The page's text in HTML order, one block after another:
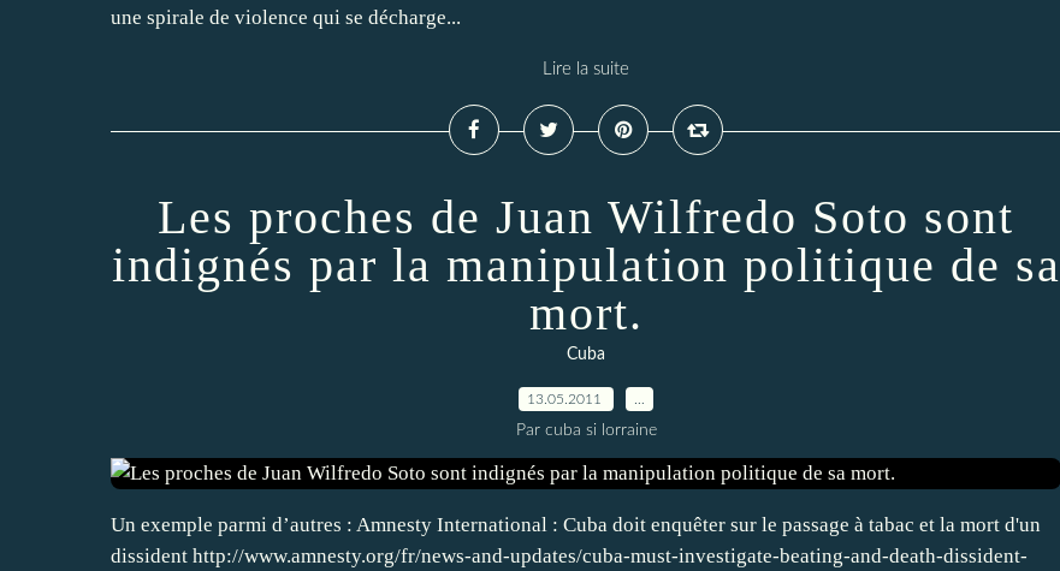
une spirale de violence qui se décharge...
Lire la suite
Les proches de Juan Wilfredo Soto sont
indignés par la manipulation politique de sa
mort.
Cuba
13.05.2011
Par cuba si lorraine
Un exemple parmi d’autres : Amnesty International : Cuba doit enquêter sur le passage à tabac et la mort d'un
dissident http://www.amnesty.org/fr/news-and-updates/cuba-must-investigate-beating-and-death-dissident-